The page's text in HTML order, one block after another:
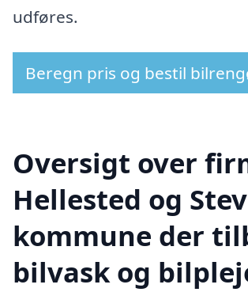
udføres.
Beregn pris og bestil
Oversigt over
Hellested og
kommune der
bilvask og